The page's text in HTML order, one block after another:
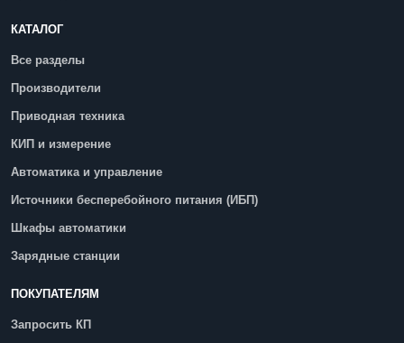
КАТАЛОГ
Все разделы
Производители
Приводная техника
КИП и измерение
Автоматика и управление
Источники бесперебойного питания (ИБП)
Шкафы автоматики
Зарядные станции
ПОКУПАТЕЛЯМ
Запросить КП